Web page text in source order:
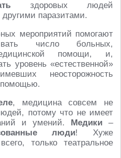
здоровых людей
паразитами.
мероприятий помогают
число больных,
помощи, и,
уровень «естественной»
неосторожность
, медицина совсем не
потому что не имеет
и умений. Медики –
люди! Хуже
только театральное